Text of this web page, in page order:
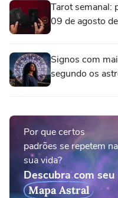
Tarot semanal:
09 de agosto
Signos com
segundo os
Por que certos
padrões se repetem na
sua vida?
Descubra com seu
Mapa Astral